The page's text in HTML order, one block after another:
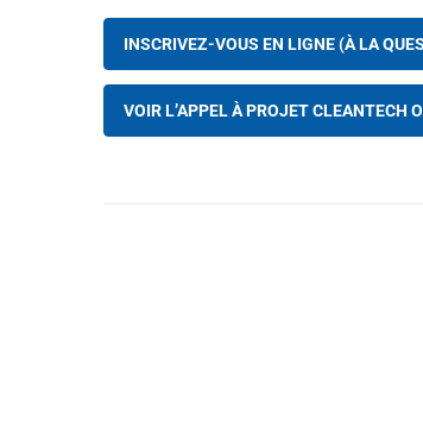
INSCRIVEZ-VOUS EN LIGNE (À LA
VOIR L’APPEL À PROJET CLEANTECH